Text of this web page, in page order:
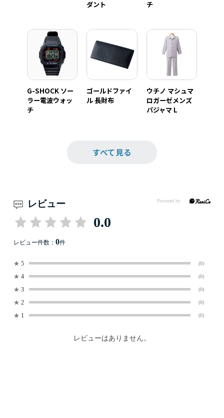
ダント チ
G-SHOCK ソー
ラー電波ウォッ
チ
ゴールドファイ
ル 長財布
ウチノ マシュマ
ロガーゼメンズ
パジャマ L
すべて見る
レビュー
0.0
レビュー件数： 0件
★ 5 (0)
★ 4 (0)
★ 3 (0)
★ 2 (0)
★ 1 (0)
レビューはありません。